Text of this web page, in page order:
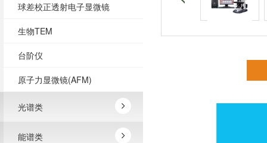
球差校正透射电子显微镜
生物TEM
台阶仪
原子力显微镜(AFM)
光谱类
能谱类